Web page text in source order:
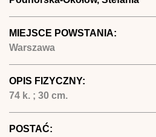
MIEJSCE POWSTANIA:
Warszawa
OPIS FIZYCZNY:
74 k. ; 30 cm.
POSTAĆ: